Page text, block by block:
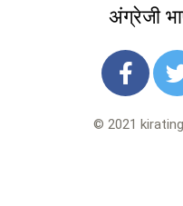
अंग्रेजी
© 2021